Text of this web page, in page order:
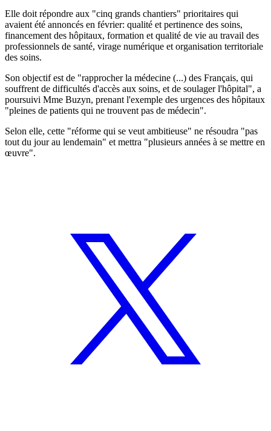
Elle doit répondre aux "cinq grands chantiers" prioritaires qui
avaient été annoncés en février: qualité et pertinence des soins,
financement des hôpitaux, formation et qualité de vie au travail des
professionnels de santé, virage numérique et organisation territoriale
des soins.
Son objectif est de "rapprocher la médecine (...) des Français, qui
souffrent de difficultés d'accès aux soins, et de soulager l'hôpital", a
poursuivi Mme Buzyn, prenant l'exemple des urgences des hôpitaux
"pleines de patients qui ne trouvent pas de médecin".
Selon elle, cette "réforme qui se veut ambitieuse" ne résoudra "pas
tout du jour au lendemain" et mettra "plusieurs années à se mettre en
œuvre".